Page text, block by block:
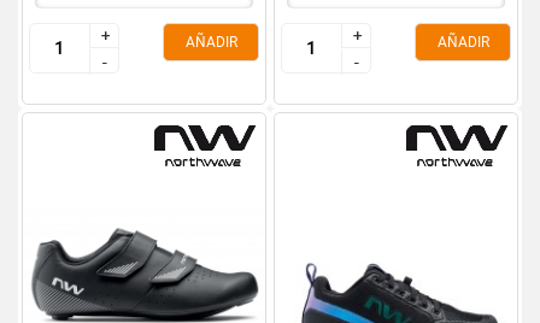
+
-
+
-
AÑADIR
+
-
+
-
AÑADIR